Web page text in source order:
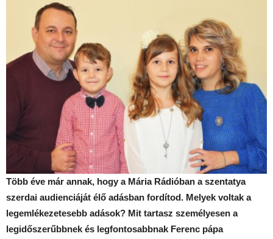
Több éve már annak, hogy a Mária Rádióban a szentatya
szerdai audienciáját élő adásban fordítod. Melyek voltak a
legemlékezetesebb adások? Mit tartasz személyesen a
legidőszerűbbnek és legfontosabbnak Ferenc pápa